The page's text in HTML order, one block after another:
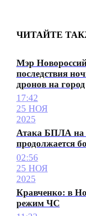
ЧИТАЙТЕ
Мэр
последствия
дронов на город
17:42
25 НОЯ
2025
Атака БПЛА на
продолжается
02:56
25 НОЯ
2025
Кравченко: в
режим ЧС